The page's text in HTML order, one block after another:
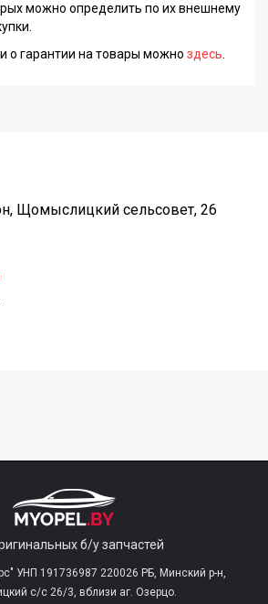
можно определить по их внешнему
о гарантии на товары можно здесь
Щомыслицкий сельсовет, 26
б/у запчастей
УНП 191736987 220026 РБ, Минский р-н,
с/c 26/3, вблизи аг. Озерцо.